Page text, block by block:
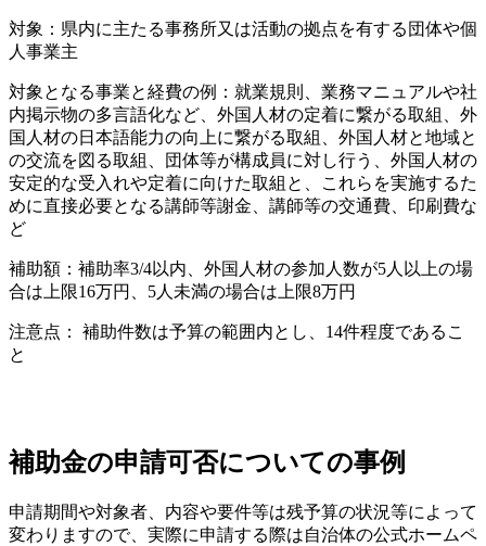
対象：県内に主たる事務所又は活動の拠点を有する団体や個
人事業主
対象となる事業と経費の例：就業規則、業務マニュアルや社
内掲示物の多言語化など、外国人材の定着に繋がる取組、外
国人材の日本語能力の向上に繋がる取組、外国人材と地域と
の交流を図る取組、団体等が構成員に対し行う、外国人材の
安定的な受入れや定着に向けた取組と、これらを実施するた
めに直接必要となる講師等謝金、講師等の交通費、印刷費な
ど
補助額：補助率3/4以内、外国人材の参加人数が5人以上の場
合は上限16万円、5人未満の場合は上限8万円
注意点： 補助件数は予算の範囲内とし、14件程度であるこ
と
補助金の申請可否についての事例
申請期間や対象者、内容や要件等は残予算の状況等によって
変わりますので、実際に申請する際は自治体の公式ホームペ